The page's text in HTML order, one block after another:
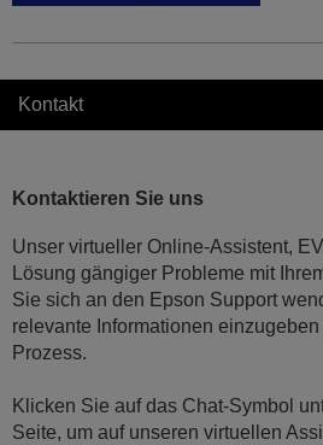
Kontakt
Kontaktieren Sie uns
Unser virtueller Online-Assistent,
Lösung gängiger Probleme mit
Sie sich an den Epson Support
relevante Informationen
Prozess.
Klicken Sie auf das Chat-Symbol
Seite, um auf unseren virtuellen